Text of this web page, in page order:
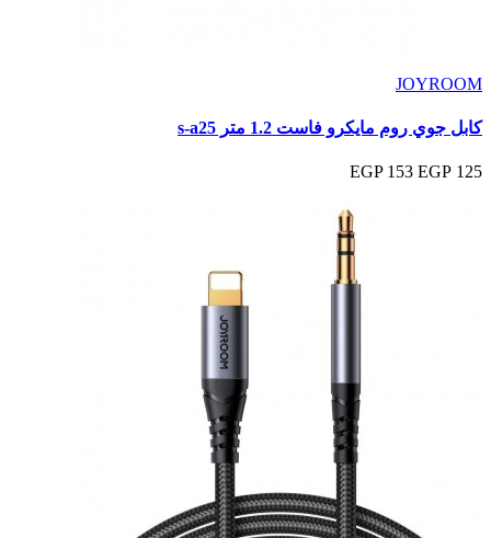
JOYROOM
كابل جوي روم مايكرو فاست 1.2 متر s-a25
125 EGP
153 EGP